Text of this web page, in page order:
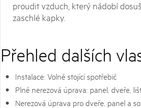
proudit vzduch, který nádobí
zaschlé kapky.
Přehled dalších
Instalace: Volně stojící spotřebič
Plně nerezová úprava: panel, dveře,
Nerezová úprava pro dveře, panel a